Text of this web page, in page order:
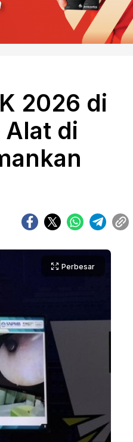
2026 di
Alat di
Perbesar